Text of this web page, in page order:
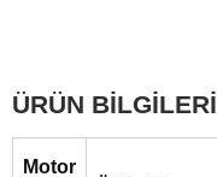
ÜRÜN BİLGİLERİ
Motor